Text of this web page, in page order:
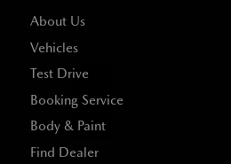
About Us
Vehicles
Test Drive
Booking Service
Body & Paint
Find Dealer